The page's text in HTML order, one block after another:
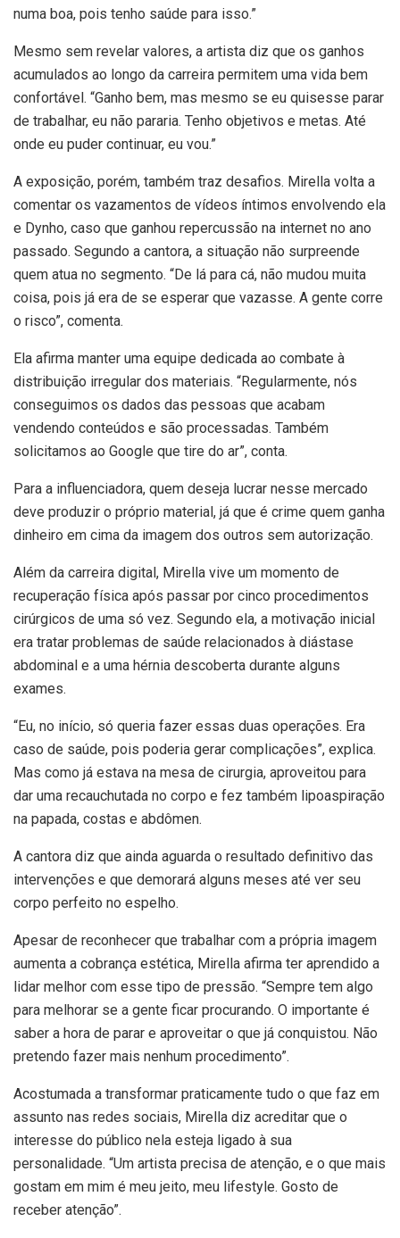
numa boa, pois tenho saúde para isso.”
Mesmo sem revelar valores, a artista diz que os ganhos
acumulados ao longo da carreira permitem uma vida bem
confortável. “Ganho bem, mas mesmo se eu quisesse parar
de trabalhar, eu não pararia. Tenho objetivos e metas. Até
onde eu puder continuar, eu vou.”
A exposição, porém, também traz desafios. Mirella volta a
comentar os vazamentos de vídeos íntimos envolvendo ela
e Dynho, caso que ganhou repercussão na internet no ano
passado. Segundo a cantora, a situação não surpreende
quem atua no segmento. “De lá para cá, não mudou muita
coisa, pois já era de se esperar que vazasse. A gente corre
o risco”, comenta.
Ela afirma manter uma equipe dedicada ao combate à
distribuição irregular dos materiais. “Regularmente, nós
conseguimos os dados das pessoas que acabam
vendendo conteúdos e são processadas. Também
solicitamos ao Google que tire do ar”, conta.
Para a influenciadora, quem deseja lucrar nesse mercado
deve produzir o próprio material, já que é crime quem ganha
dinheiro em cima da imagem dos outros sem autorização.
Além da carreira digital, Mirella vive um momento de
recuperação física após passar por cinco procedimentos
cirúrgicos de uma só vez. Segundo ela, a motivação inicial
era tratar problemas de saúde relacionados à diástase
abdominal e a uma hérnia descoberta durante alguns
exames.
“Eu, no início, só queria fazer essas duas operações. Era
caso de saúde, pois poderia gerar complicações”, explica.
Mas como já estava na mesa de cirurgia, aproveitou para
dar uma recauchutada no corpo e fez também lipoaspiração
na papada, costas e abdômen.
A cantora diz que ainda aguarda o resultado definitivo das
intervenções e que demorará alguns meses até ver seu
corpo perfeito no espelho.
Apesar de reconhecer que trabalhar com a própria imagem
aumenta a cobrança estética, Mirella afirma ter aprendido a
lidar melhor com esse tipo de pressão. “Sempre tem algo
para melhorar se a gente ficar procurando. O importante é
saber a hora de parar e aproveitar o que já conquistou. Não
pretendo fazer mais nenhum procedimento”.
Acostumada a transformar praticamente tudo o que faz em
assunto nas redes sociais, Mirella diz acreditar que o
interesse do público nela esteja ligado à sua
personalidade. “Um artista precisa de atenção, e o que mais
gostam em mim é meu jeito, meu lifestyle. Gosto de
receber atenção”.